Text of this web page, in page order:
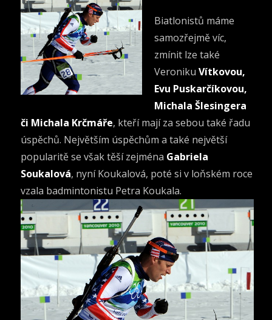
Biatlonistů máme
samozřejmě víc,
zmínit lze také
VeronikuVítkovou,
Evu Puskarčíkovou,
Michala Šlesingera
či Michala Krčmáře, kteří mají za sebou také řadu
úspěchů. Největším úspěchům a také největší
popularitě se však těší zejména Gabriela
Soukalová, nyní Koukalová, poté si v loňském roce
vzala badmintonistu Petra Koukala.